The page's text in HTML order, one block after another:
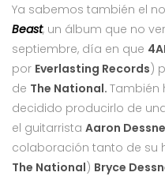
Ya sabemos también el
Beast, un álbum que no
septiembre, día en que
por Everlasting Records)
de The National.
decidido producirlo de
el guitarrista Aaron
colaboración tanto de su
The National) Bryce